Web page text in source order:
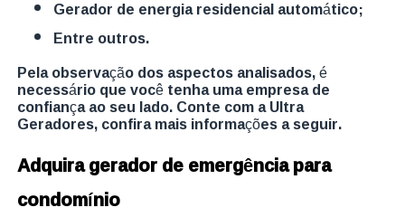
gerador de energia residencial automático;
entre outros.
Pela observação dos aspectos analisados, é
necessário que você tenha uma empresa de
confiança ao seu lado. Conte com a Ultra
Geradores, confira mais informações a seguir.
Adquira gerador de emergência para
condomínio